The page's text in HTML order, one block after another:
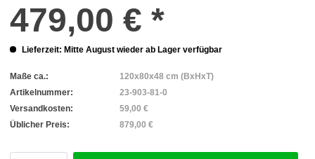
479,00 € *
Lieferzeit: Mitte August wieder ab Lager verfügbar
Maße ca.:
120x80x48 cm (BxHxT)
Artikelnummer:
23-903-81-0
Versandkosten:
59,00 €
Üblicher Preis:
879,00 €